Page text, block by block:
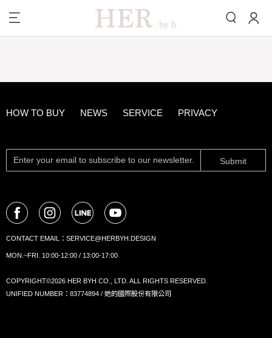
HOW TO BUY NEWS SERVICE PRIVACY
Submit
CONTACT EMAIL： SERVICE@HERBYH.DESIGN
MON.~FRI. 10:00-12:00 / 13:00-17:00
COPYRIGHT©2026 HER BYH CO., LTD. ALL RIGHTS RESERVED.
UNIFIED NUMBER：83774894 / 她的國際股份有限公司